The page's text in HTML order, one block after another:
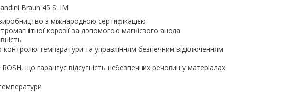
Braun 45 SLIM:
з міжнародною сертифікацією
корозії за допомогою магнієвого анода
контролю температури та управлінням безпечним відключенням
що гарантує відсутність небезпечних речовин у матеріалах